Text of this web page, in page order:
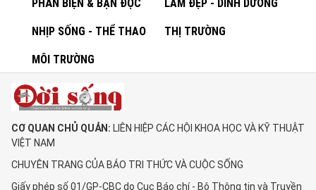
PHẢN BIỆN & BẠN ĐỌC LÀM ĐẸP - DINH DƯỠNG
NHỊP SỐNG - THỂ THAO THỊ TRƯỜNG
MÔI TRƯỜNG
CƠ QUAN CHỦ QUẢN: LIÊN HIỆP CÁC HỘI KHOA HỌC VÀ KỸ THUẬT
VIỆT NAM
CHUYÊN TRANG CỦA BÁO TRI THỨC VÀ CUỘC SỐNG
Giấy phép số 01/GP-CBC do Cục Báo chí - Bộ Thông tin và Truyền